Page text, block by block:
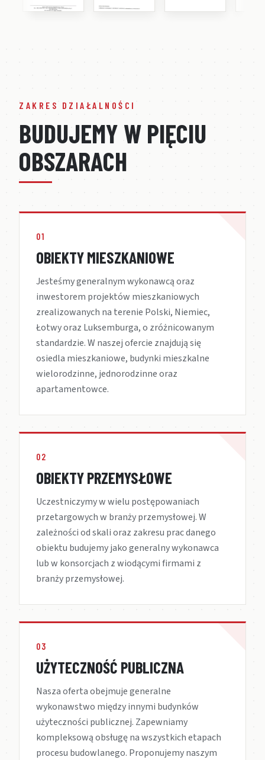
ZAKRES DZIAŁALNOŚCI
BUDUJEMY W PIĘCIU
OBSZARACH
01
OBIEKTY MIESZKANIOWE
Jesteśmy generalnym wykonawcą oraz
inwestorem projektów mieszkaniowych
zrealizowanych na terenie Polski, Niemiec,
Łotwy oraz Luksemburga, o zróżnicowanym
standardzie. W naszej ofercie znajdują się
osiedla mieszkaniowe, budynki mieszkalne
wielorodzinne, jednorodzinne oraz
apartamentowce.
02
OBIEKTY PRZEMYSŁOWE
Uczestniczymy w wielu postępowaniach
przetargowych w branży przemysłowej. W
zależności od skali oraz zakresu prac danego
obiektu budujemy jako generalny wykonawca
lub w konsorcjach z wiodącymi firmami z
branży przemysłowej.
03
UŻYTECZNOŚĆ PUBLICZNA
Nasza oferta obejmuje generalne
wykonawstwo między innymi budynków
użyteczności publicznej. Zapewniamy
kompleksową obsługę na wszystkich etapach
procesu budowlanego. Proponujemy naszym